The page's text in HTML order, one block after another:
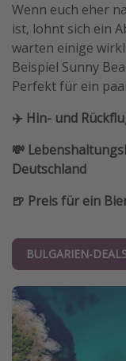
Wenn euch eher
ist, lohnt sich ein
warten einige
Beispiel Sunny
Perfekt für ein
✈️ Hin- und
💸
Deutschland
🍺 Preis für ein
BULGARIEN-